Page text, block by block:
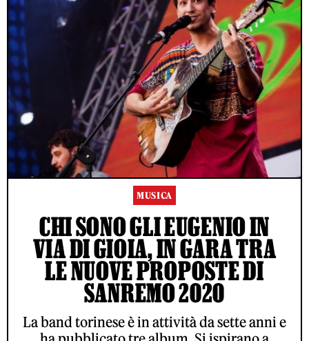
MUSICA
CHI SONO GLI EUGENIO IN
VIA DI GIOIA, IN GARA TRA
LE NUOVE PROPOSTE DI
SANREMO 2020
La band torinese è in attività da sette anni e